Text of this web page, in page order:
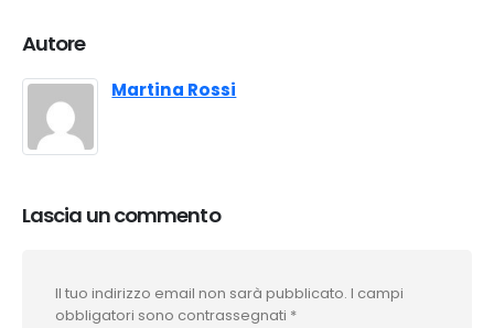
Autore
Martina Rossi
Lascia un commento
Il tuo indirizzo email non sarà pubblicato. I campi
obbligatori sono contrassegnati *